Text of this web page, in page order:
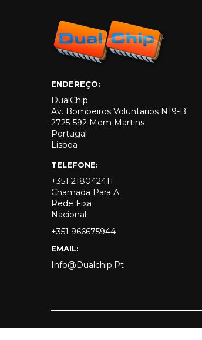
ENDEREÇO:
DualChip
Av. Bombeiros Voluntarios N19-B
2725-592 Mem Martins
Portugal
Lisboa
TELEFONE:
+351 218042411
Chamada Para A
Rede Fixa
Nacional
+351 966675944
EMAIL:
Info@dualchip.pt